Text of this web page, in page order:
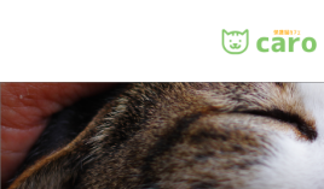
Menu
ホーム